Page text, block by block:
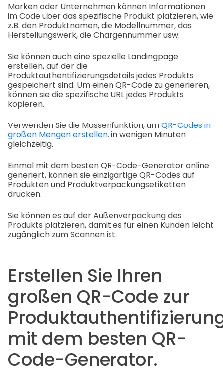
Marken oder Unternehmen können Informationen
im Code über das spezifische Produkt platzieren, wie
z.B. den Produktnamen, die Modellnummer, das
Herstellungswerk, die Chargennummer usw.
Sie können auch eine spezielle Landingpage
erstellen, auf der die
Produktauthentifizierungsdetails jedes Produkts
gespeichert sind. Um einen QR-Code zu generieren,
können sie die spezifische URL jedes Produkts
kopieren.
Verwenden Sie die Massenfunktion, umQR-Codes in
großen Mengen erstellen. in wenigen Minuten
gleichzeitig.
Einmal mit dem besten QR-Code-Generator online
generiert, können sie einzigartige QR-Codes auf
Produkten und Produktverpackungsetiketten
drucken.
Sie können es auf der Außenverpackung des
Produkts platzieren, damit es für einen Kunden leicht
zugänglich zum Scannen ist.
Erstellen Sie Ihren
großen QR-Code zur
mit dem besten QR-
Code-Generator.